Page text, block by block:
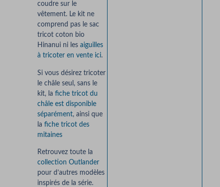
coudre sur le
vêtement. Le kit ne
comprend pas le sac
tricot coton bio
Hinanui ni les aiguilles
à tricoter en vente ici.
Si vous désirez tricoter
le châle seul, sans le
kit, la fiche tricot du
châle est disponible
séparément, ainsi que
la fiche tricot des
mitaines
Retrouvez toute la
collection Outlander
pour d’autres modèles
inspirés de la série.